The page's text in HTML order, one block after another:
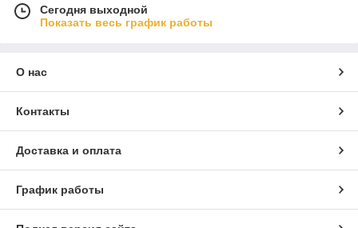
Сегодня выходной
Показать весь график работы
О нас
Контакты
Доставка и оплата
График работы